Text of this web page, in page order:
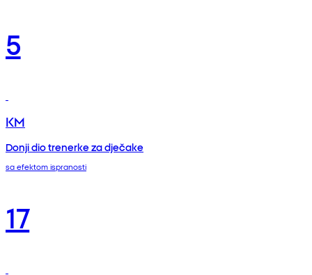
5
KM
Donji dio trenerke za dječake
sa efektom ispranosti
17